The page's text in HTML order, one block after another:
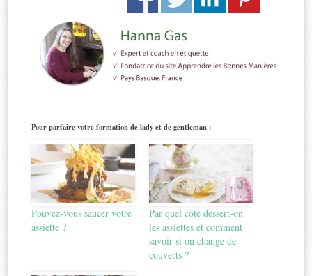
Pour parfaire votre formation de lady et de gentleman :
Pouvez-vous saucer votre
assiette ?
Par quel côté dessert-on
les assiettes et comment
savoir si on change de
couverts ?